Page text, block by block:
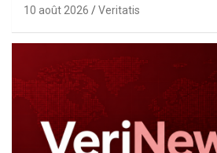
10 août 2026 Veritatis